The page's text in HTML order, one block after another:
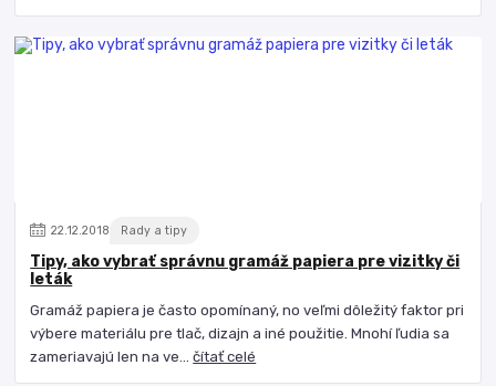
22.12.2018 Rady a tipy
Tipy, ako vybrať správnu gramáž papiera pre vizitky či
leták
Gramáž papiera je často opomínaný, no veľmi dôležitý faktor pri
výbere materiálu pre tlač, dizajn a iné použitie. Mnohí ľudia sa
zameriavajú len na ve...čítať celé